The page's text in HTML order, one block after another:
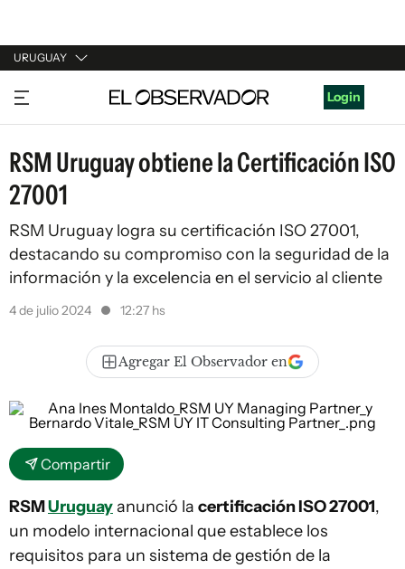
URUGUAY
URUGUAY
ARGENTINA
ESPAÑA
ESTADOS UNIDOS
Login
RSM Uruguay obtiene la Certificación ISO
27001
RSM Uruguay logra su certificación ISO 27001,
destacando su compromiso con la seguridad de la
información y la excelencia en el servicio al cliente
4 de julio 2024 12:27 hs
Agregar El Observador en
Compartir
RSMUruguayanunció la certificación ISO 27001,
un modelo internacional que establece los
requisitos para un sistema de gestión de la